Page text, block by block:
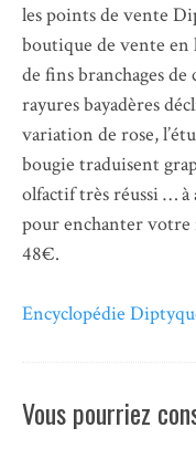
les points de vente
boutique de vente en
de fins branchages de
rayures bayadères
variation de rose,
bougie traduisent
olfactif très réussi … à
pour enchanter
48€.
Encyclopédie
Vous pourriez